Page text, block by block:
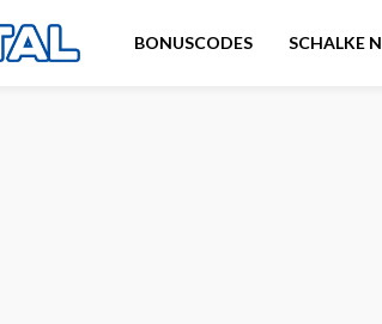
BONUSCODES SCHALKE